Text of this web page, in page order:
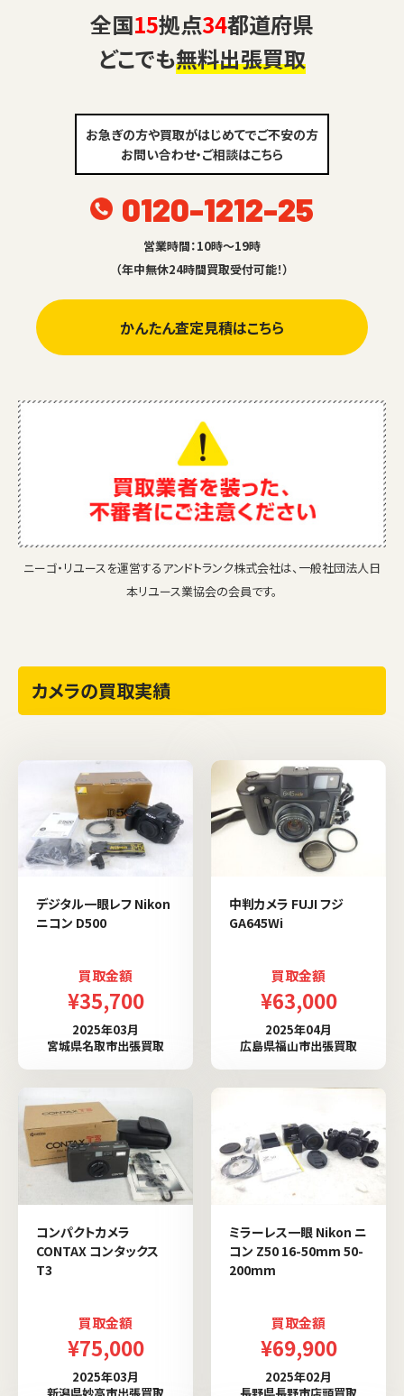
全国15拠点34都道府県
どこでも無料出張買取
お急ぎの方や買取がはじめてでご不安の方
お問い合わせ・ご相談はこちら
0120-1212-25
営業時間：10時～19時
（年中無休24時間買取受付可能！）
かんたん査定見積はこちら
ニーゴ・リユースを運営するアンドトランク株式会社は、一般社団法人日
本リユース業協会の会員です。
カメラの買取実績
デジタル一眼レフ Nikon
ニコン D500
買取金額
¥35,700
2025年03月
宮城県名取市出張買取
中判カメラ FUJI フジ
GA645Wi
買取金額
¥63,000
2025年04月
広島県福山市出張買取
コンパクトカメラ
CONTAX コンタックス
T3
買取金額
¥75,000
2025年03月
ミラーレス一眼 Nikon ニ
コン Z50 16-50mm 50-
200mm
買取金額
¥69,900
2025年02月